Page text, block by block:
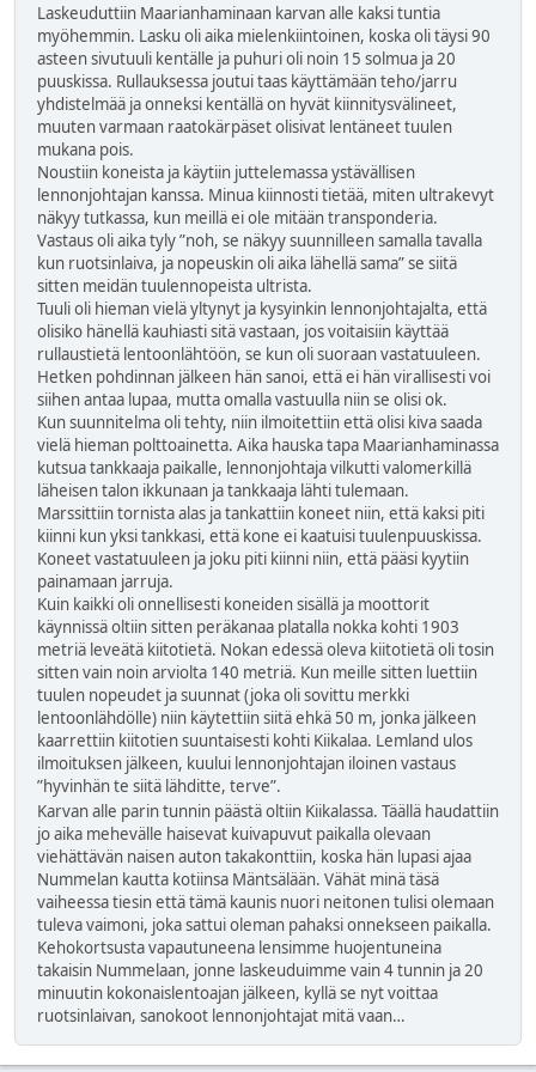
Laskeuduttiin Maarianhaminaan karvan alle kaksi tuntia
myöhemmin. Lasku oli aika mielenkiintoinen, koska oli täysi 90
asteen sivutuuli kentälle ja puhuri oli noin 15 solmua ja 20
puuskissa. Rullauksessa joutui taas käyttämään teho/jarru
yhdistelmää ja onneksi kentällä on hyvät kiinnitysvälineet,
muuten varmaan raatokärpäset olisivat lentäneet tuulen
mukana pois.
Noustiin koneista ja käytiin juttelemassa ystävällisen
lennonjohtajan kanssa. Minua kiinnosti tietää, miten ultrakevyt
näkyy tutkassa, kun meillä ei ole mitään transponderia.
Vastaus oli aika tyly ”noh, se näkyy suunnilleen samalla tavalla
kun ruotsinlaiva, ja nopeuskin oli aika lähellä sama” se siitä
sitten meidän tuulennopeista ultrista.
Tuuli oli hieman vielä yltynyt ja kysyinkin lennonjohtajalta, että
olisiko hänellä kauhiasti sitä vastaan, jos voitaisiin käyttää
rullaustietä lentoonlähtöön, se kun oli suoraan vastatuuleen.
Hetken pohdinnan jälkeen hän sanoi, että ei hän virallisesti voi
siihen antaa lupaa, mutta omalla vastuulla niin se olisi ok.
Kun suunnitelma oli tehty, niin ilmoitettiin että olisi kiva saada
vielä hieman polttoainetta. Aika hauska tapa Maarianhaminassa
kutsua tankkaaja paikalle, lennonjohtaja vilkutti valomerkillä
läheisen talon ikkunaan ja tankkaaja lähti tulemaan.
Marssittiin tornista alas ja tankattiin koneet niin, että kaksi piti
kiinni kun yksi tankkasi, että kone ei kaatuisi tuulenpuuskissa.
Koneet vastatuuleen ja joku piti kiinni niin, että pääsi kyytiin
painamaan jarruja.
Kuin kaikki oli onnellisesti koneiden sisällä ja moottorit
käynnissä oltiin sitten peräkanaa platalla nokka kohti 1903
metriä leveätä kiitotietä. Nokan edessä oleva kiitotietä oli tosin
sitten vain noin arviolta 140 metriä. Kun meille sitten luettiin
tuulen nopeudet ja suunnat (joka oli sovittu merkki
lentoonlähdölle) niin käytettiin siitä ehkä 50 m, jonka jälkeen
kaarrettiin kiitotien suuntaisesti kohti Kiikalaa. Lemland ulos
ilmoituksen jälkeen, kuului lennonjohtajan iloinen vastaus
”hyvinhän te siitä lähditte, terve”.
Karvan alle parin tunnin päästä oltiin Kiikalassa. Täällä haudattiin
jo aika mehevälle haisevat kuivapuvut paikalla olevaan
viehättävän naisen auton takakonttiin, koska hän lupasi ajaa
Nummelan kautta kotiinsa Mäntsälään. Vähät minä täsä
vaiheessa tiesin että tämä kaunis nuori neitonen tulisi olemaan
tuleva vaimoni, joka sattui oleman pahaksi onnekseen paikalla.
Kehokortsusta vapautuneena lensimme huojentuneina
takaisin Nummelaan, jonne laskeuduimme vain 4 tunnin ja 20
minuutin kokonaislentoajan jälkeen, kyllä se nyt voittaa
ruotsinlaivan, sanokoot lennonjohtajat mitä vaan…